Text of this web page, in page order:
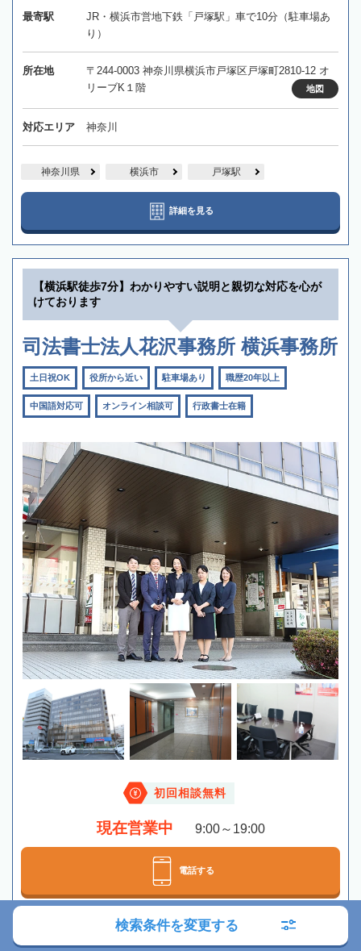
最寄駅
JR・横浜市営地下鉄「戸塚駅」車で10分（駐車場あ
り）
所在地
〒244-0003 神奈川県横浜市戸塚区戸塚町2810-12 オ
リーブK１階
地図
対応エリア 神奈川
神奈川県 横浜市 戸塚駅
詳細を見る
【横浜駅徒歩7分】わかりやすい説明と親切な対応を心が
けております
司法書士法人花沢事務所 横浜事務所
土日祝OK 役所から近い 駐車場あり 職歴20年以上
中国語対応可 オンライン相談可 行政書士在籍
初回相談無料
現在営業中 9:00～19:00
電話する
メールする
検索条件を変更する